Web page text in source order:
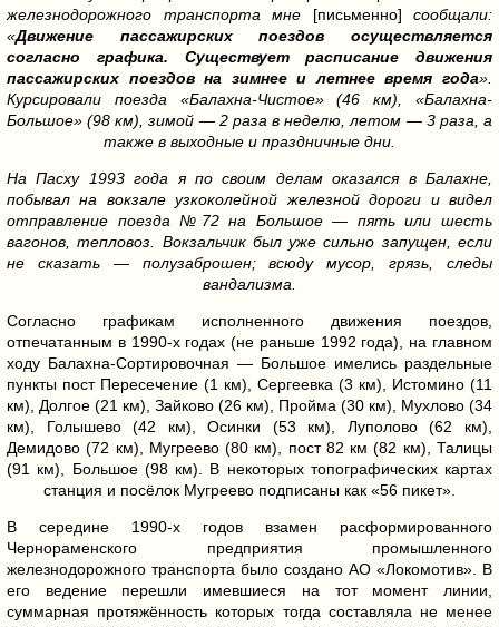
железнодорожного транспорта мне [письменно] сообщали:
«Движение пассажирских поездов осуществляется
согласно графика. Существует расписание движения
пассажирских поездов на зимнее и летнее время года».
Курсировали поезда «Балахна-Чистое» (46 км), «Балахна-
Большое» (98 км), зимой — 2 раза в неделю, летом — 3 раза, а
также в выходные и праздничные дни.
На Пасху 1993 года я по своим делам оказался в Балахне,
побывал на вокзале узкоколейной железной дороги и видел
отправление поезда №72 на Большое — пять или шесть
вагонов, тепловоз. Вокзальчик был уже сильно запущен, если
не сказать — полузаброшен; всюду мусор, грязь, следы
вандализма.
Согласно графикам исполненного движения поездов,
отпечатанным в 1990-х годах (не раньше 1992 года), на главном
ходу Балахна-Сортировочная — Большое имелись раздельные
пункты пост Пересечение (1 км), Сергеевка (3 км), Истомино (11
км), Долгое (21 км), Зайково (26 км), Пройма (30 км), Мухлово (34
км), Голышево (42 км), Осинки (53 км), Луполово (62 км),
Демидово (72 км), Мугреево (80 км), пост 82 км (82 км), Талицы
(91 км), Большое (98 км). В некоторых топографических картах
станция и посёлок Мугреево подписаны как «56 пикет».
В середине 1990-х годов взамен расформированного
Чернораменского предприятия промышленного
железнодорожного транспорта было создано АО «Локомотив». В
его ведение перешли имевшиеся на тот момент линии,
суммарная протяжённость которых тогда составляла не менее